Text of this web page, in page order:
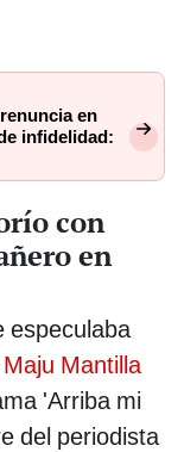
en
infidelidad:
con
en
especulaba
Mantilla
'Arriba mi
del periodista